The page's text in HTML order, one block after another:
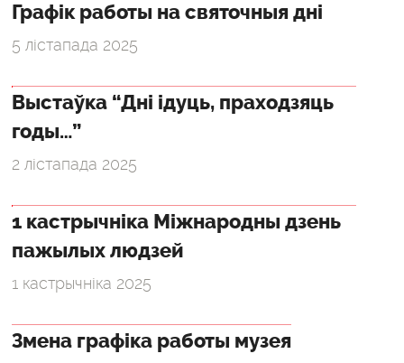
Графік работы на святочныя дні
5 лістапада 2025
Выстаўка “Дні ідуць, праходзяць
годы…”
2 лістапада 2025
1 кастрычніка Міжнародны дзень
пажылых людзей
1 кастрычніка 2025
Змена графіка работы музея